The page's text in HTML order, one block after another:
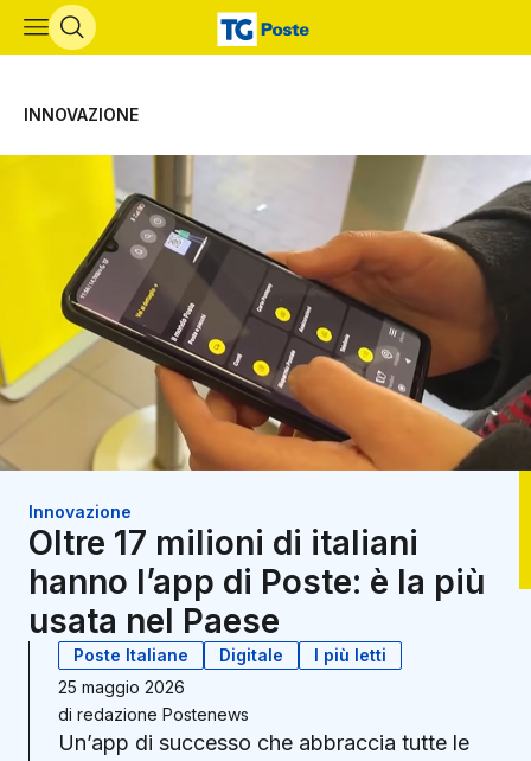
Vai al contenuto principale
INNOVAZIONE
Innovazione
Oltre 17 milioni di italiani
hanno l’app di Poste: è la più
usata nel Paese
Poste Italiane Digitale
I più letti
25 maggio 2026
di redazione Postenews
Un’app di successo che abbraccia tutte le